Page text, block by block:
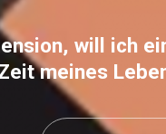
will ich
meines